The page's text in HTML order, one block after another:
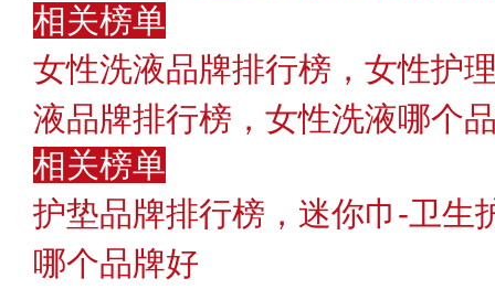
相关榜单
女性洗液品牌排行榜，女性护
液品牌排行榜，女性洗液哪个
相关榜单
护垫品牌排行榜，迷你巾-卫生
哪个品牌好